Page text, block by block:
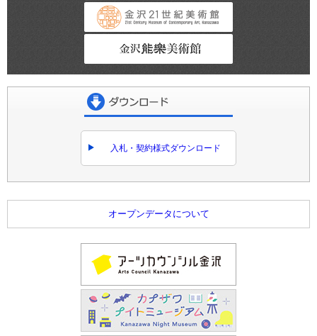
入札・契約様式ダウンロード
オープンデータについて